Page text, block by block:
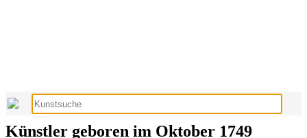
Künstler geboren im Oktober 1749